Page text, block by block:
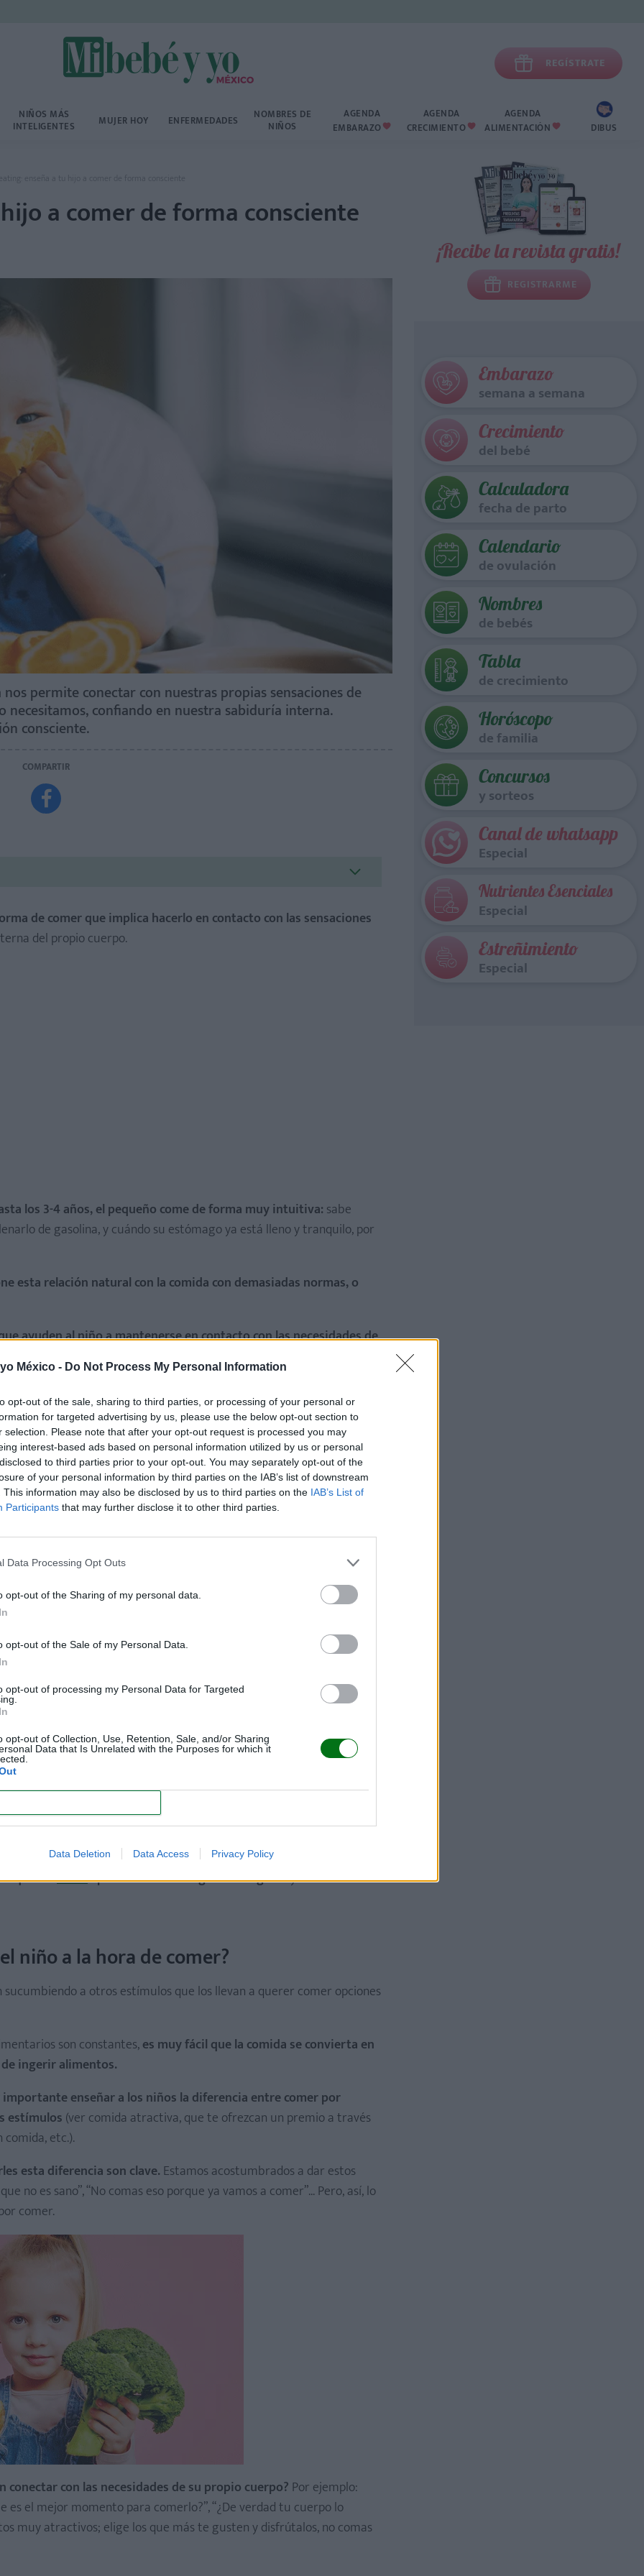
México - Do Not Process My Personal Information
opt-out of the sale, sharing to third parties, or processing of your personal or
for targeted advertising by us, please use the below opt-out section to
selection. Please note that after your opt-out request is processed you may
interest-based ads based on personal information utilized by us or personal
to third parties prior to your opt-out. You may separately opt-out of the
of your personal information by third parties on the IAB’s list of downstream
This information may also be disclosed by us to third parties on the IAB’s List of
Participants that may further disclose it to other third parties.
Data Processing Opt Outs
opt-out of the Sharing of my personal data.
opt-out of the Sale of my Personal Data.
opt-out of processing my Personal Data for Targeted
opt-out of Collection, Use, Retention, Sale, and/or Sharing
Data that Is Unrelated with the Purposes for which it
Data Deletion Data Access Privacy Policy
 REGÍSTRATE
NIÑOS MÁS
INTELIGENTES MUJER HOY ENFERMEDADES NOMBRES DE
NIÑOS
AGENDA
EMBARAZO 
AGENDA
CRECIMIENTO 
AGENDA
ALIMENTACIÓN  DIBUS
enseña a tu hijo a comer de forma consciente
a comer de forma consciente
permite conectar con nuestras propias sensaciones de
confiando en nuestra sabiduría interna.
consciente.
COMPARTIR

de comer que implica hacerlo en contacto con las sensaciones
del propio cuerpo.
los 3-4 años, el pequeño come de forma muy intuitiva: sabe
de gasolina, y cuándo su estómago ya está lleno y tranquilo, por
esta relación natural con la comida con demasiadas normas, o
ayuden al niño a mantenerse en contacto con las necesidades de
y hacer un trabajo de responsabilidad, para que,
con este tipo de alimentos.
niños
conscientes de esta capacidad innata que tienen para
que tienen esta sabiduría interna les estimula y hace que su confianza
promueve, en general, elecciones alimentarias más
el
consciente no pone normas, aunque sí es firme.
que losniñosaprendan a autorregular su ingestay a tomar
niño a la hora de comer?
a otros estímulos que los llevan a querer comer opciones
son constantes,es muy fácil que la comida se convierta en
ingerir alimentos.
importante enseñar a los niños la diferencia entre comer por
estímulos (ver comida atractiva, que te ofrezcan un premio a través
etc.).
esta diferencia son clave. Estamos acostumbrados a dar estos
no es sano”, “No comas eso porque ya vamos a comer”... Pero, así, lo
comer.
con las necesidades de su propio cuerpo?Por ejemplo:
el mejor momento para comerlo?”, “¿De verdad tu cuerpo lo
muy atractivos; elige los que más te gusten y disfrútalos, no comas
¡Recibe la revista gratis!
REGISTRARME
Embarazo
semana a semana
Crecimiento
del bebé
Calculadora
fecha de parto
Calendario
de ovulación
Nombres
de bebés
Tabla
de crecimiento
Horóscopo
de familia
Concursos
y sorteos
Canal de whatsapp
Especial
Nutrientes Esenciales
Especial
Estreñimiento
Especial